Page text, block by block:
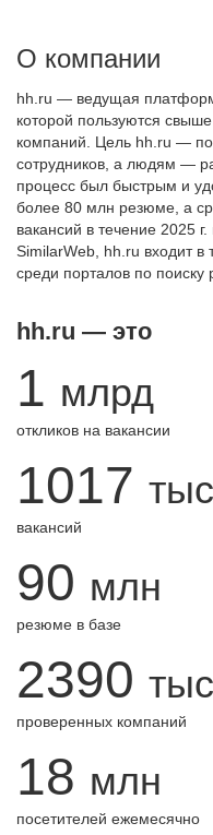
О компании
hh.ru — ведущая
которой пользуются
компаний. Цель hh.ru —
сотрудников, а людям —
процесс был быстрым и
более 80 млн резюме, а
вакансий в течение 2025
SimilarWeb, hh.ru входит в
среди порталов по поиску
hh.ru — это
1 млрд
откликов на вакансии
1017
вакансий
90 млн
резюме в базе
2390
проверенных компаний
18 млн
посетителей ежемесячно